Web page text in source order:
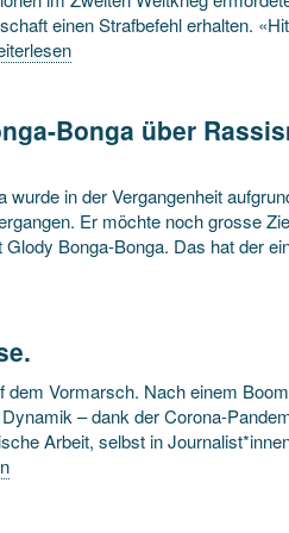
einen Strafbefehl erhalten.
Bonga über
in der Vergangenheit
Er möchte noch grosse
Bonga-Bonga. Das hat der
Vormarsch. Nach einem
– dank der Corona-
Arbeit, selbst in